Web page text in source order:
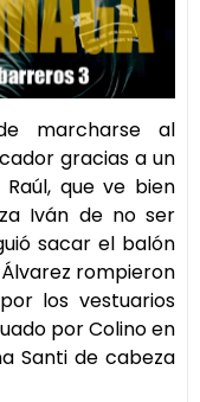
marcharse al
gracias a un
que ve bien
Iván de no ser
sacar el balón
rompieron
los vestuarios
por Colino en
Santi de cabeza